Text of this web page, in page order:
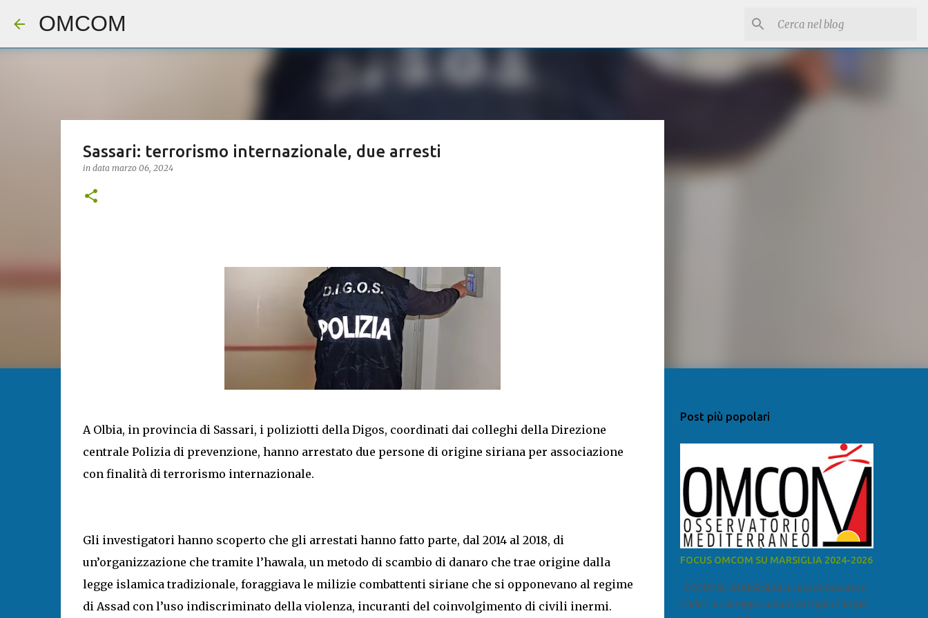
OMCOM
Sassari: terrorismo internazionale, due arresti
in data marzo 06, 2024
A Olbia, in provincia di Sassari, i poliziotti della Digos, coordinati dai colleghi della Direzione
centrale Polizia di prevenzione, hanno arrestato due persone di origine siriana per associazione
con finalità di terrorismo internazionale.
Gli investigatori hanno scoperto che gli arrestati hanno fatto parte, dal 2014 al 2018, di
un’organizzazione che tramite l’hawala, un metodo di scambio di danaro che trae origine dalla
legge islamica tradizionale, foraggiava le milizie combattenti siriane che si opponevano al regime
di Assad con l’uso indiscriminato della violenza, incuranti del coinvolgimento di civili inermi.
Post più popolari
FOCUS OMCOM SU MARSIGLIA 2024-2026
FOCUS SU MARSIGLIA A cura di Salvatore
Calleri e Giuseppe Lumia Marsiglia è la più